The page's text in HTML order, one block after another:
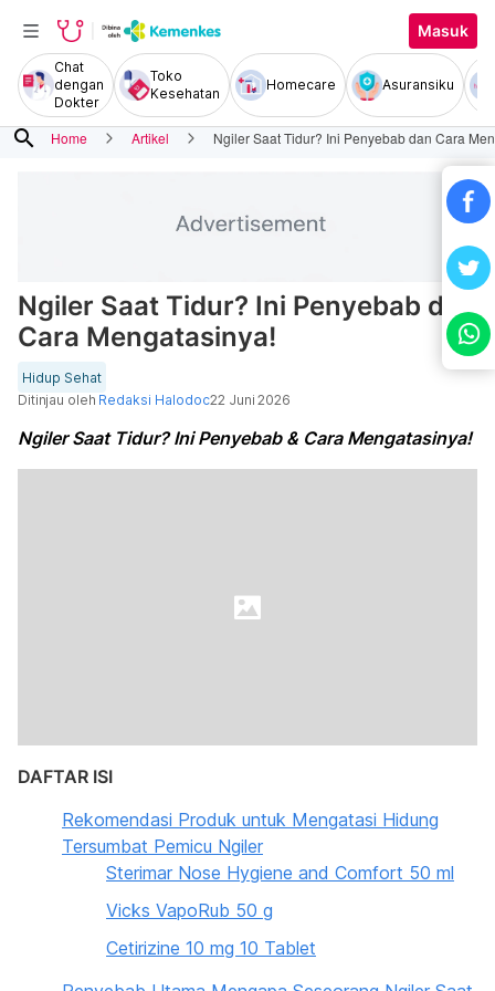
Masuk
Chat
dengan
Dokter
Toko
Kesehatan
Homecare Asuransiku
search Home Artikel Ngiler Saat Tidur? Ini Penyebab dan Cara
Ngiler Saat Tidur? Ini Penyebab dan
Cara Mengatasinya!
Hidup Sehat
Ditinjau oleh Redaksi Halodoc22 Juni 2026
Ngiler Saat Tidur? Ini Penyebab & Cara Mengatasinya!
DAFTAR ISI
Rekomendasi Produk untuk Mengatasi Hidung
Tersumbat Pemicu Ngiler
Sterimar Nose Hygiene and Comfort 50 ml
Vicks VapoRub 50 g
Cetirizine 10 mg 10 Tablet